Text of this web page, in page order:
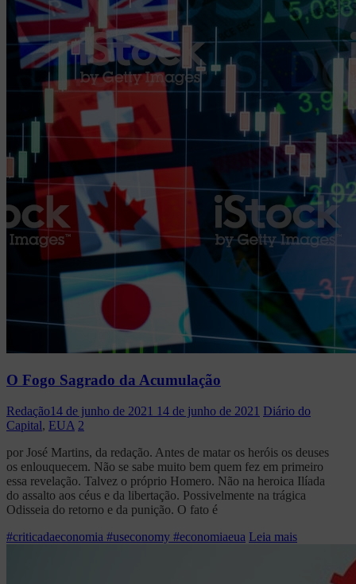
O Fogo Sagrado da Acumulação
Redação14 de junho de 2021 14 de junho de 2021 Diário do
Capital, EUA 2
por José Martins, da redação. Antes de matar os heróis os deuses
os enlouquecem. Não se sabe muito bem quem fez em primeiro
essa revelação. Talvez o próprio Homero. Não na heroica Ilíada
do assalto aos céus e da libertação. Possivelmente na trágica
Odisseia do retorno e da punição. O fato é
#criticadaeconomia #useconomy #economiaeua Leia mais